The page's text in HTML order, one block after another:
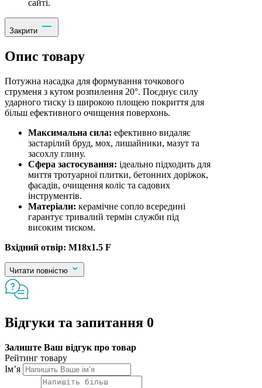
сайті.
Закрити
Опис товару
Потужна насадка для формування точкового
струменя з кутом розпилення 20°. Поєднує силу
ударного тиску із широкою площею покриття для
більш ефективного очищення поверхонь.
Максимальна сила: ефективно видаляє
застарілий бруд, мох, лишайники, мазут та
засохлу глину.
Сфера застосування: ідеально підходить для
миття тротуарної плитки, бетонних доріжок,
фасадів, очищення коліс та садових
інструментів.
Матеріали: керамічне сопло всередині
гарантує тривалий термін служби під
високим тиском.
Вхідний отвір: M18x1.5 F
Читати повністю
Відгуки та запитання 0
Залиште Ваш відгук про товар
Рейтинг товару
Ім’я